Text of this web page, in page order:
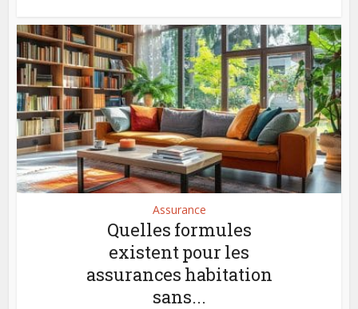
Assurance
Quelles formules
existent pour les
assurances habitation
sans...